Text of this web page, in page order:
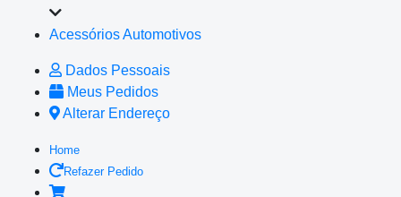
Acessórios Automotivos
Dados Pessoais
Meus Pedidos
Alterar Endereço
Home
Refazer Pedido